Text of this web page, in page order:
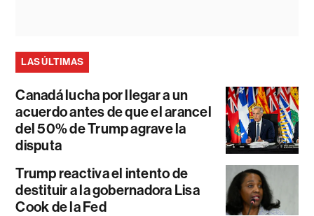
LAS ÚLTIMAS
Canadá lucha por llegar a un
acuerdo antes de que el arancel
del 50% de Trump agrave la
disputa
Trump reactiva el intento de
destituir a la gobernadora Lisa
Cook de la Fed